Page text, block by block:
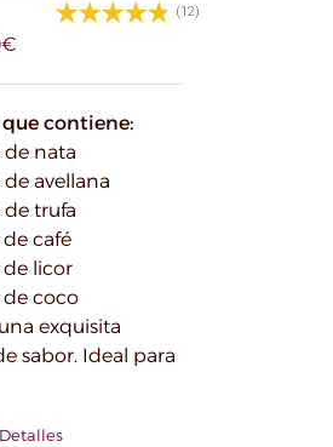
(12)
€
contiene:
nata
avellana
trufa
café
licor
coco
exquisita
sabor. Ideal para
Detalles